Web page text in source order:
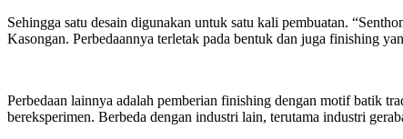
Sehingga satu desain digunakan untuk satu kali pembuatan.
Kasongan. Perbedaannya terletak pada bentuk dan juga finishing
Perbedaan lainnya adalah pemberian finishing dengan motif batik
bereksperimen. Berbeda dengan industri lain, terutama industri